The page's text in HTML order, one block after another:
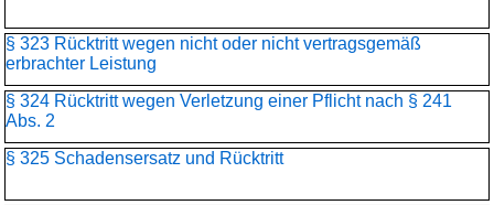
§ 323 Rücktritt wegen nicht oder nicht vertragsgemäß
erbrachter Leistung
§ 324 Rücktritt wegen Verletzung einer Pflicht nach § 241
Abs. 2
§ 325 Schadensersatz und Rücktritt